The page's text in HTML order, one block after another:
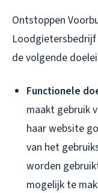
Ontstoppen
Loodgietersbedrijf
de volgende
Functionele
maakt gebruik
haar website
van het
worden
mogelijk te